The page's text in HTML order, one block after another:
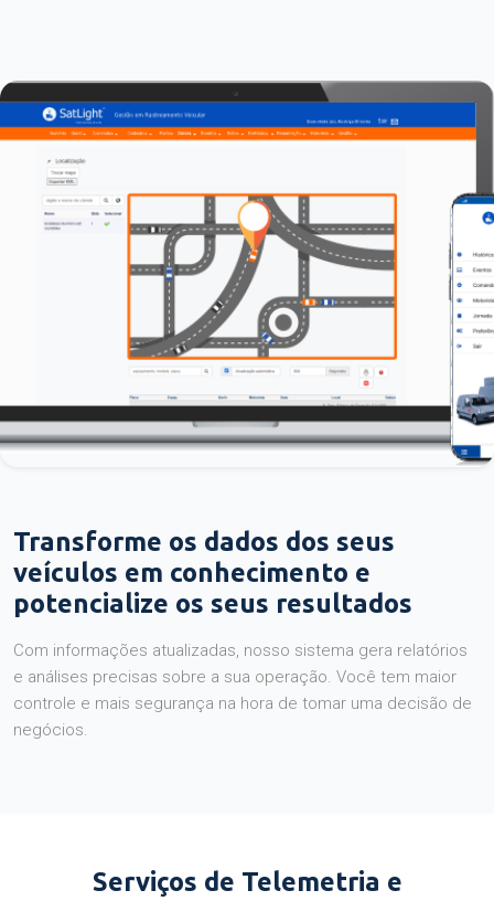
Transforme os dados dos seus
veículos em conhecimento e
potencialize os seus resultados
Com informações atualizadas, nosso sistema gera relatórios
e análises precisas sobre a sua operação. Você tem maior
controle e mais segurança na hora de tomar uma decisão de
negócios.
Serviços de Telemetria e